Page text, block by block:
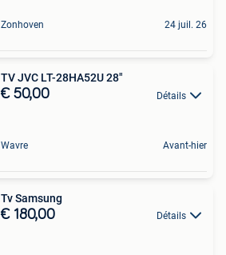
Zonhoven 24 juil. 26
TV JVC LT-28HA52U 28"
€ 50,00 Détails
Wavre Avant-hier
Tv Samsung
€ 180,00 Détails